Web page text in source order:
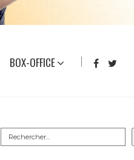
BOX-OFFICE
Rechercher